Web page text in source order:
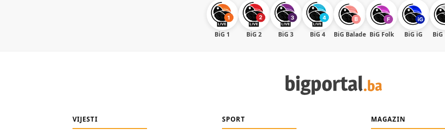
BiG 1 BiG 2 BiG 3 BiG 4 BiG Balade BiG Folk BiG iG BiG
VIJESTI SPORT MAGAZIN